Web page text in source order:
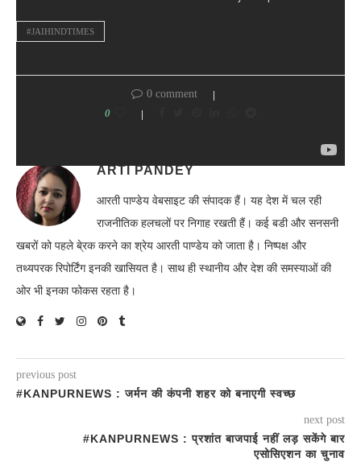
#JAIHINDTIMES
0 comment
0
ARTI PANDEY
आरती पाण्डेय वेबसाइट की संपादक हैं। यह देश में चल रही
राजनीतिक हलचलों पर निगाह रखती हैं। कई बडी और सनसनी
खबरों को पहले बे्रक करने का श्रेय आरती पाण्डेय को जाता है। निष्पक्ष और
तथ्यपरक रिपोर्टिंग इनकी खासियत है। साथ ही स्थानीय और देश की समस्याओं की
ओर भी इनका फोकस रहता है।
previous post
#KANPURNEWS : जर्मन की कंपनी शहर को बनाएगी स्वच्छ
next post
#KANPURNEWS : प्रशांत बाजपाई नहीं लड़ सकेंगे बार
एसोसिएशन का चुनाव